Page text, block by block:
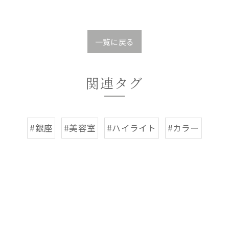
一覧に戻る
関連タグ
#銀座 #美容室 #ハイライト #カラー